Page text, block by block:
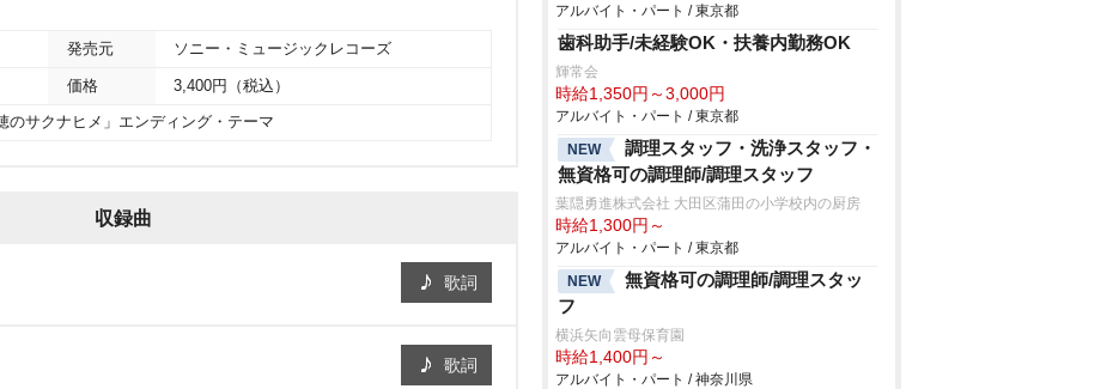
発売元 ソニー・ミュージックレコーズ
価格 3,400円（税込）
のサクナヒメ」エンディング・テーマ
収録曲
歌詞
歌詞
アルバイト・パート / 東京都
歯科助手/未経験OK・扶養内勤務OK
輝常会
時給1,350円～3,000円
アルバイト・パート / 東京都
NEW
調理スタッフ・洗浄スタッフ・
無資格可の調理師/調理スタッフ
葉隠勇進株式会社 大田区蒲田の小学校内の厨房
時給1,300円～
アルバイト・パート / 東京都
NEW
無資格可の調理師/調理スタッ
フ
横浜矢向雲母保育園
時給1,400円～
アルバイト・パート / 神奈川県